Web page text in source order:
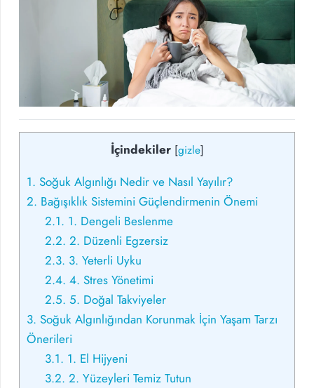
İçindekiler [gizle]
1. Soğuk Algınlığı Nedir ve Nasıl Yayılır?
2. Bağışıklık Sistemini Güçlendirmenin Önemi
2.1. 1. Dengeli Beslenme
2.2. 2. Düzenli Egzersiz
2.3. 3. Yeterli Uyku
2.4. 4. Stres Yönetimi
2.5. 5. Doğal Takviyeler
3. Soğuk Algınlığından Korunmak İçin Yaşam Tarzı
Önerileri
3.1. 1. El Hijyeni
3.2. 2. Yüzeyleri Temiz Tutun